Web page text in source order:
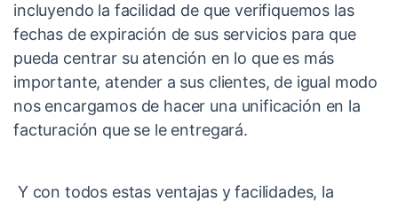
incluyendo la facilidad de que verifiquemos las
fechas de expiración de sus servicios para que
pueda centrar su atención en lo que es más
importante, atender a sus clientes, de igual modo
nos encargamos de hacer una unificación en la
facturación que se le entregará.
Y con todos estas ventajas y facilidades, la